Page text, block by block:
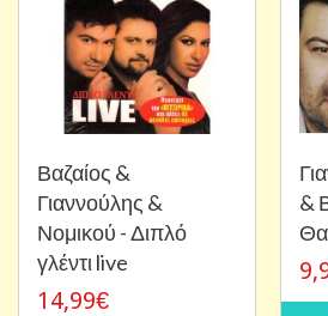
Βαζαίος &
Γιαννούλης &
Νομικού - Διπλό
γλέντι live
14,99€
&